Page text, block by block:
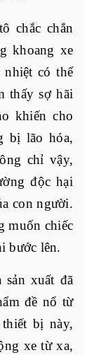
chắc chắn
khoang xe
có thể
thấy sợ hãi
khiến cho
bị lão hóa,
chỉ vậy,
độc hại
con người.
muốn chiếc
bước lên.
sản xuất đã
đề nổ từ
bị này,
xe từ xa,